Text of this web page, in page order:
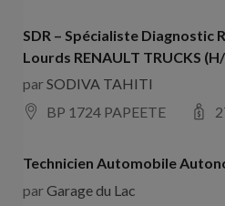
SDR – Spécialiste Diagnostic
Lourds RENAULT TRUCKS
parSODIVA TAHITI
BP 1724 PAPEETE
Technicien Automobile
parGarage du Lac